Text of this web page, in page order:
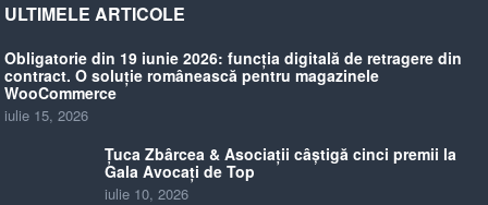
ULTIMELE ARTICOLE
Obligatorie din 19 iunie 2026: funcția digitală de retragere din
contract. O soluție românească pentru magazinele
WooCommerce
iulie 15, 2026
Țuca Zbârcea & Asociații câștigă cinci premii la
Gala Avocați de Top
iulie 10, 2026